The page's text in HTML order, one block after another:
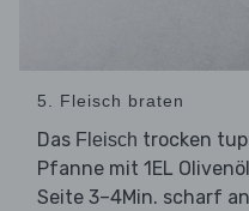
5. Fleisch braten
Das Fleisch trocken
Pfanne mit 1EL
Seite 3–4Min. scharf